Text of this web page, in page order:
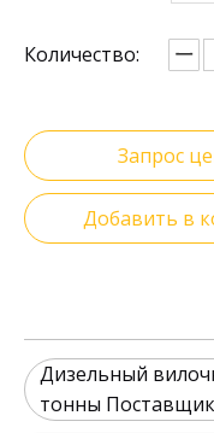
Количество:
Запрос
Добавить в
Дизельный
тонны Поставщик